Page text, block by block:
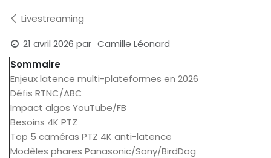
Livestreaming
21 avril 2026 par Camille Léonard
Sommaire
Enjeux latence multi-plateformes en 2026
Défis RTNC/ABC
Impact algos YouTube/FB
Besoins 4K PTZ
Top 5 caméras PTZ 4K anti-latence
Modèles phares Panasonic/Sony/BirdDog